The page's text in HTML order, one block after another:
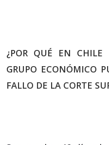
¿POR QUÉ EN
GRUPO ECONÓMICO
FALLO DE LA CORTE